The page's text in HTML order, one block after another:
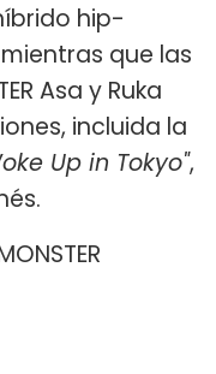
hip-
mientras que las
Asa y Ruka
incluida la
Up in Tokyo",